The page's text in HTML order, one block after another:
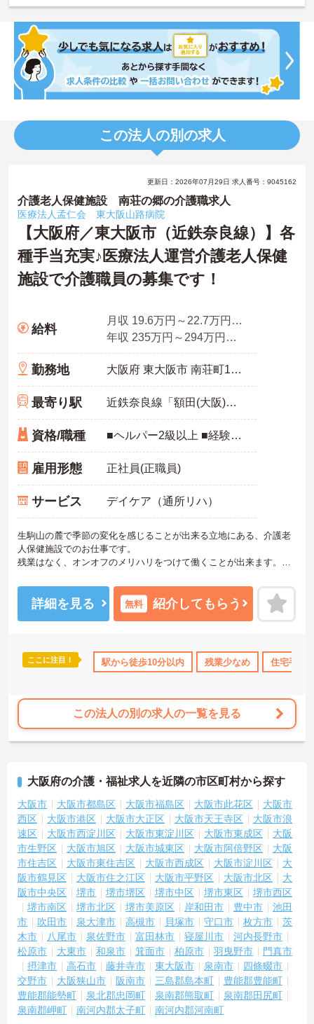
この法人の別の求人
更新日：2026年07月29日 求人番号：9045162
介護老人保健施設 南荘の郷の介護職求人
医療法人孟仁会 東大阪山路病院
【大阪府／東大阪市（近鉄奈良線）】各
種手当充実♪医療法人運営介護老人保健
施設で介護職員の募集です！
給料
月収 19.6万円～22.7万円程度 ※諸手当込
年収 235万円～294万円程度
勤務地 大阪府 東大阪市 南荘町13‐40
最寄り駅 近鉄奈良線「額田(大阪)駅」徒歩10分
資格/職種 ■ヘルパー2級以上 ■経験不問
雇用形態 正社員(正職員)
サービス デイケア（通所リハ）
生駒山の麓で季節の変化を感じることが出来る立地にある、介護老
人保健施設でのお仕事です。
残業はなく、オンオフのメリハリをつけて働くことが出来ます。
イントです。
興味をお持ちの方はお気軽にお問い合わせ下さい！
詳細を見る 無料 紹介してもらう
ここに注目！ 駅から徒歩10分以内 残業少なめ 住宅手当
この法人の別の求人の一覧を見る
大阪府の介護・福祉求人を近隣の市区町村から探す
大阪市 大阪市都島区 大阪市福島区 大阪市此花区
大阪市
西区
大阪市港区 大阪市大正区 大阪市天王寺区
大阪市浪
速区
大阪市西淀川区 大阪市東淀川区 大阪市東成区
大阪
市生野区
大阪市旭区 大阪市城東区 大阪市阿倍野区
大阪
市住吉区
大阪市東住吉区 大阪市西成区 大阪市淀川区
大
阪市鶴見区
大阪市住之江区 大阪市平野区 大阪市北区
大
阪市中央区
堺市 堺市堺区 堺市中区 堺市東区
堺市西区
堺市南区
堺市北区 堺市美原区 岸和田市 豊中市
池田
市
吹田市 泉大津市 高槻市 貝塚市 守口市 枚方市
茨
木市
八尾市 泉佐野市 富田林市 寝屋川市
河内長野市
松原市
大東市 和泉市 箕面市 柏原市 羽曳野市
門真市
摂津市
高石市 藤井寺市 東大阪市 泉南市
四條畷市
交野市
大阪狭山市 阪南市 三島郡島本町
豊能郡豊能町
豊能郡能勢町
泉北郡忠岡町 泉南郡熊取町
泉南郡田尻町
泉南郡岬町
南河内郡太子町 南河内郡河南町